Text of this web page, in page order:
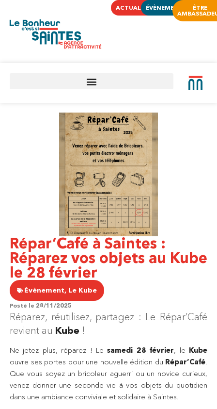
ACTUALITÉSÉVÈNEMENTS
ÊTRE
Répar’Café à Saintes :
Réparez vos objets au Kube
le 28 février
Évènement, Le Kube
Posté le 28/11/2025
Réparez, réutilisez, partagez : Le Répar’Café
revient au Kube !
Ne jetez plus, réparez ! Lesamedi 28 février, le Kube
ouvre ses portes pour une nouvelle édition du Répar’Café.
Que vous soyez un bricoleur aguerri ou un novice curieux,
venez donner une seconde vie à vos objets du quotidien
dans une ambiance conviviale et solidaire à Saintes.